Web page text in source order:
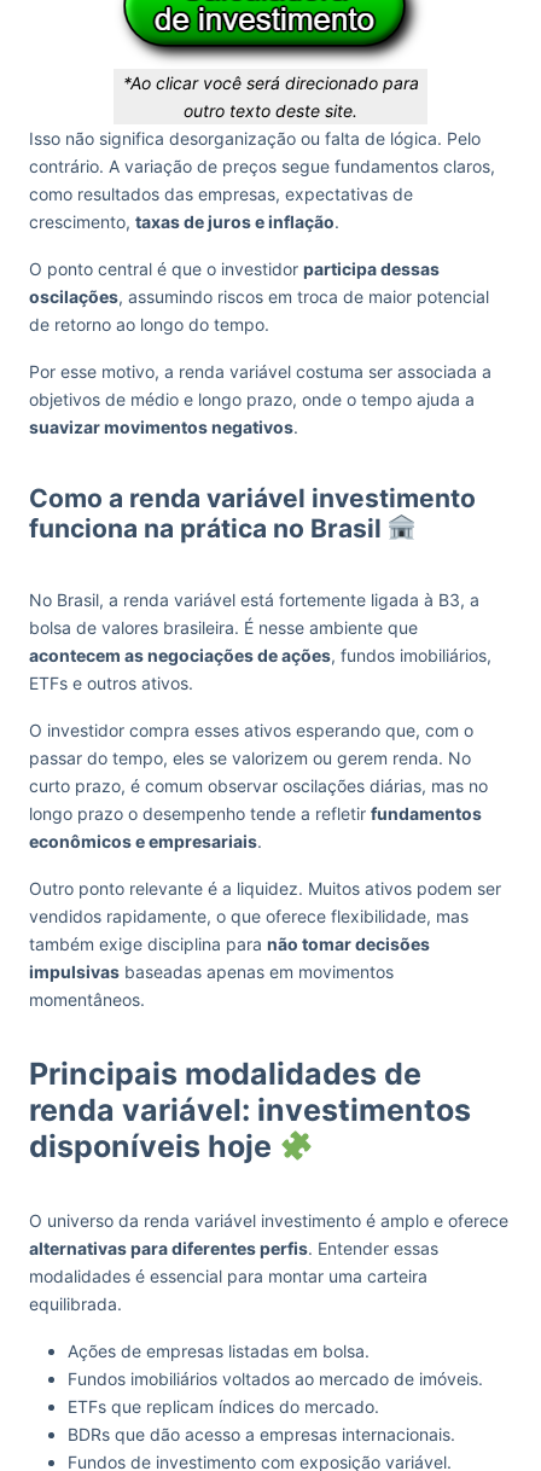
*Ao clicar você será direcionado para
outro texto deste site.
Isso não significa desorganização ou falta de lógica. Pelo
contrário. A variação de preços segue fundamentos claros,
como resultados das empresas, expectativas de
crescimento, taxas de juros e inflação.
O ponto central é que o investidor participa dessas
oscilações, assumindo riscos em troca de maior potencial
de retorno ao longo do tempo.
Por esse motivo, a renda variável costuma ser associada a
objetivos de médio e longo prazo, onde o tempo ajuda a
suavizar movimentos negativos.
Como a renda variável investimento
funciona na prática no Brasil
No Brasil, a renda variável está fortemente ligada à B3, a
bolsa de valores brasileira. É nesse ambiente que
acontecem as negociações de ações, fundos imobiliários,
ETFs e outros ativos.
O investidor compra esses ativos esperando que, com o
passar do tempo, eles se valorizem ou gerem renda. No
curto prazo, é comum observar oscilações diárias, mas no
longo prazo o desempenho tende a refletir fundamentos
econômicos e empresariais.
Outro ponto relevante é a liquidez. Muitos ativos podem ser
vendidos rapidamente, o que oferece flexibilidade, mas
também exige disciplina para não tomar decisões
impulsivas baseadas apenas em movimentos
momentâneos.
Principais modalidades de
renda variável: investimentos
disponíveis hoje
O universo da renda variável investimento é amplo e oferece
alternativas para diferentes perfis. Entender essas
modalidades é essencial para montar uma carteira
equilibrada.
Ações de empresas listadas em bolsa.
Fundos imobiliários voltados ao mercado de imóveis.
ETFs que replicam índices do mercado.
BDRs que dão acesso a empresas internacionais.
Fundos de investimento com exposição variável.